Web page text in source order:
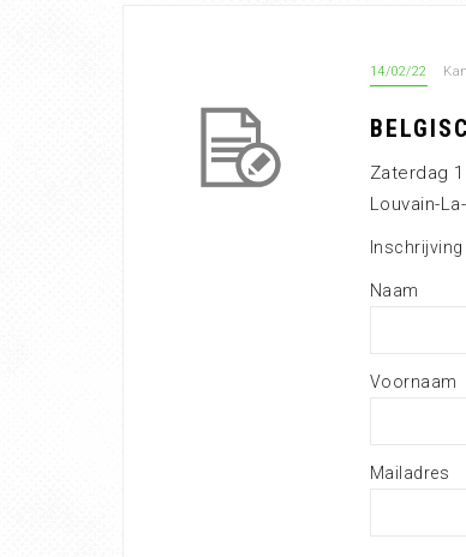
14/02/22
Zaterdag
Louvain-
Inschrijving
Naam
Voornaam
Mailadres